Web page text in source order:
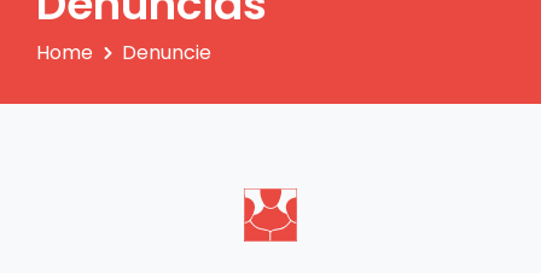
Home Denuncie